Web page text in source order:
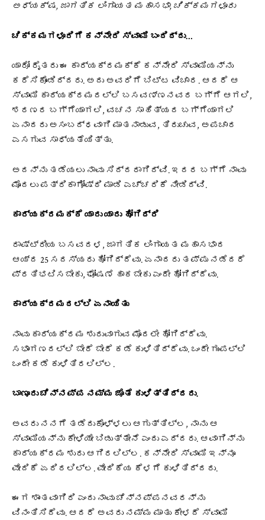
ಅಧ್ಯಕ್ಷ, ಜಾಗತಿಕ ಲಿಂಗಾಯತ ಮಹಾಸಭಾ, ಚಿಕ್ಕಮಗಳೂರು
ಚಿಕ್ಕಮಗಳೂರಿಗೆ ಕನ್ನೇರಿ ಸ್ವಾಮಿ ಬಂದಿದ್ದು…
ಯಾರೋ ರೈತರು ಈ ಕಾರ್ಯಕ್ರಮಕ್ಕೆ ಕನ್ನೇರಿ ಸ್ವಾಮಿಯನ್ನು
ಕರೆಸಿಕೊಂಡಿದ್ದರು. ಅದು ಅವರಿಗೆ ಬಿಟ್ಟ ವಿಚಾರ. ಆದರೆ ಆ
ಸ್ವಾಮಿ ಕಾರ್ಯಕ್ರಮದಲ್ಲಿ ಬಸವಣ್ಣನವರ ಬಗ್ಗೆ ಆಗಲಿ,
ಶರಣರ ಬಗ್ಗೆಯಾಗಲಿ, ವಚನ ಸಾಹಿತ್ಯದ ಬಗ್ಗೆಯಾಗಲಿ
ಏನಾದರು ಅಸಂಬದ್ಧವಾಗಿ ಮಾತನಾಡುವ, ತಿರುಚುವ, ಅಪಚಾರ
ಎಸಗುವ ಸಾಧ್ಯತೆಯಿತ್ತು.
ಅದನ್ನು ತಡೆಯಲು ನಾವು ಸಿದ್ದರಾಗಿದ್ವಿ. ಇದರ ಬಗ್ಗೆ ನಾವು
ಮೊದಲು ಪತ್ರಿಕಾಗೋಷ್ಠಿ ಮಾಡಿ ಎಚ್ಚರಿಕೆ ನೀಡಿದ್ವಿ.
ಕಾರ್ಯಕ್ರಮಕ್ಕೆ ಯಾರು ಯಾರು ಹೋಗಿದ್ರಿ
ರಾಷ್ಟ್ರೀಯ ಬಸವದಳ, ಜಾಗತಿಕ ಲಿಂಗಾಯತ ಮಹಾಸಭಾದ
ಆಯ್ದ 25 ಸದಸ್ಯರು ಹೋಗಿದ್ದೆವು. ಏನಾದರು ತಪ್ಪು ನಡೆದರೆ
ಪ್ರತಿಭಟಿಸಬೇಕು, ಘೋಷಣೆ ಹಾಕಬೇಕು ಎಂದೇ ಹೋಗಿದ್ದೆವು.
ಕಾರ್ಯಕ್ರಮದಲ್ಲಿ ಏನಾಯಿತು
ನಾವು ಕಾರ್ಯಕ್ರಮ ಶುರುವಾಗುವ ಮೊದಲೇ ಹೋಗಿದ್ದೆವು.
ಸಭಾಂಗಣದಲ್ಲಿ ಬೇರೆ ಬೇರೆ ಕಡೆ ಕುಳಿತಿದ್ದೆವು. ಒಂದೇ ಗುಂಪಲ್ಲಿ
ಒಂದೇ ಕಡೆ ಕುಳಿತಿರಲಿಲ್ಲ.
ಬಾಣೂರು ಚೆನ್ನಪ್ಪ ನಮ್ಮ ಜೊತೆ ಕುಳಿತ್ತಿದ್ದರು.
ಅವರು ನನಗೆ ತಡೆದುಕೊಳ್ಳಲು ಆಗುತ್ತಿಲ್ಲ, ನಾನು ಆ
ಸ್ವಾಮಿಯನ್ನು ಕೇಳಿಯೇ ಬಿಡುತ್ತೇನೆ ಎಂದು ಎದ್ದರು. ಆವಾಗಿನ್ನು
ಕಾರ್ಯಕ್ರಮ ಶುರು ಆಗಿರಲಿಲ್ಲ. ಕನ್ನೇರಿ ಸ್ವಾಮಿ ಇನ್ನೂ
ವೇದಿಕೆ ಏರಿರಲಿಲ್ಲ. ವೇದಿಕೆಯ ಕೆಳಗೆ ಕುಳಿತಿದ್ದರು.
ಈಗ ಶಾಂತವಾಗಿರಿ ಎಂದು ನಾವು ಚೆನ್ನಪ್ಪನವರನ್ನು
ವಿನಂತಿಸಿದೆವು. ಆದರೆ ಅವರು ನಮ್ಮ ಮಾತು ಕೇಳದೆ ಸ್ವಾಮಿ